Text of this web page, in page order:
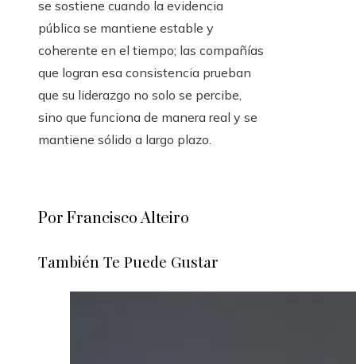
se sostiene cuando la evidencia
pública se mantiene estable y
coherente en el tiempo; las compañías
que logran esa consistencia prueban
que su liderazgo no solo se percibe,
sino que funciona de manera real y se
mantiene sólido a largo plazo.
Por Francisco Alteiro
También Te Puede Gustar